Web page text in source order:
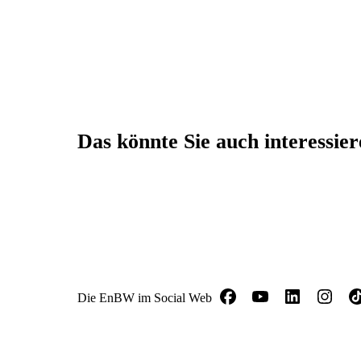
Das könnte Sie auch
Die EnBW im Social Web